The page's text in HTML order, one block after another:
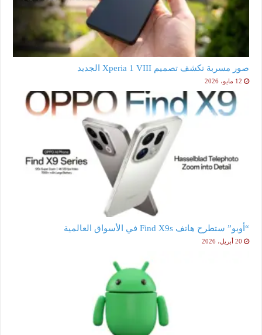
صور مسربة تكشف تصميم Xperia 1 VIII الجديد
12 مايو، 2026
“أوبو” ستطرح هاتف Find X9s في الأسواق العالمية
20 أبريل، 2026